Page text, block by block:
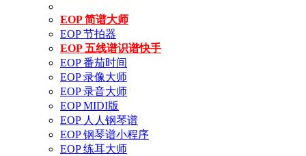
EOP 简谱大师
EOP 节拍器
EOP 五线谱识谱快手
EOP 番茄时间
EOP 录像大师
EOP 录音大师
EOP MIDI版
EOP 人人钢琴谱
EOP 钢琴谱小程序
EOP 练耳大师